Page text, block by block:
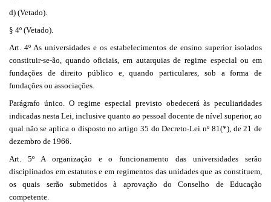
d) (Vetado).
§ 4º (Vetado).
Art. 4º As universidades e os estabelecimentos de ensino superior isolados
constituir-se-ão, quando oficiais, em autarquias de regime especial ou em
fundações de direito público e, quando particulares, sob a forma de
fundações ou associações.
Parágrafo único. O regime especial previsto obedecerá às peculiaridades
indicadas nesta Lei, inclusive quanto ao pessoal docente de nível superior, ao
qual não se aplica o disposto no artigo 35 do Decreto-Lei nº 81(*), de 21 de
dezembro de 1966.
Art. 5º A organização e o funcionamento das universidades serão
disciplinados em estatutos e em regimentos das unidades que as constituem,
os quais serão submetidos à aprovação do Conselho de Educação
competente.